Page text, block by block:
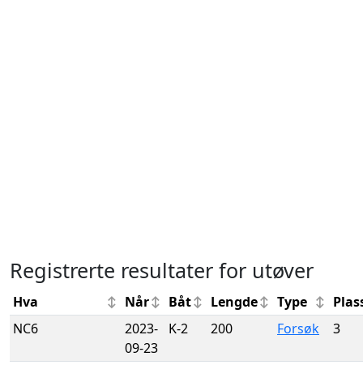
Registrerte resultater for utøver
Hva Når Båt Lengde Type
NC6
2023-
09-23
K-2 200 Forsøk 3